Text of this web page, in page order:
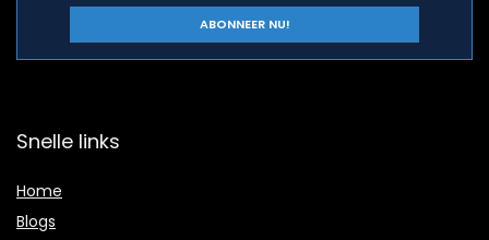
Snelle links
Home
Blogs